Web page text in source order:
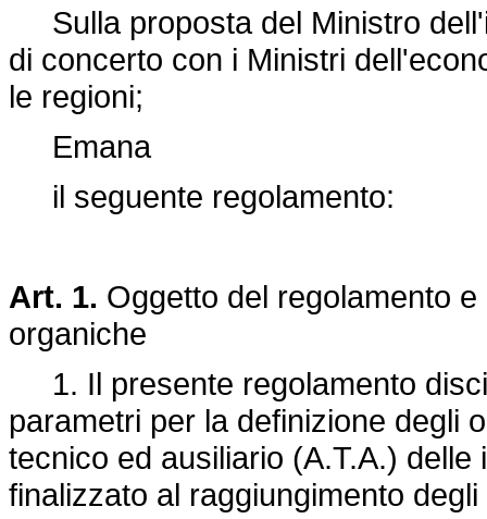
Sulla proposta del Ministro
di concerto con i Ministri
le regioni;
Emana
il seguente regolamento:
Art. 1. Oggetto del regolamento
organiche
1. Il presente regolamento
parametri per la definizione degli
tecnico ed ausiliario (A.T.A.)
finalizzato al raggiungimento